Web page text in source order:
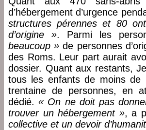
d’hébergement d’urgence
structures pérennes et 80
d’origine ». Parmi les
beaucoup » de personnes
des Roms. Leur part aurait
dossier. Quant aux restants,
tous les enfants de moins de
trentaine de personnes, en
dédié.« On ne doit pas
trouver un hébergement », a
collective et un devoir